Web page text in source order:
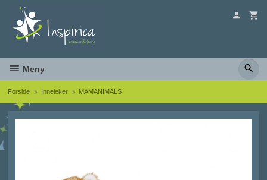
innholdet
Meny
Forside Inneleker MAMANIMALS